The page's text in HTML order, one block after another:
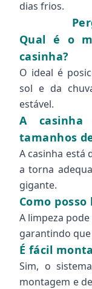
dias frios.
Qual é o
casinha?
O ideal é
sol e da
estável.
A casinha
tamanhos
A casinha está
a torna
gigante.
Como
A limpeza
garantindo
É fácil
Sim, o
montagem e